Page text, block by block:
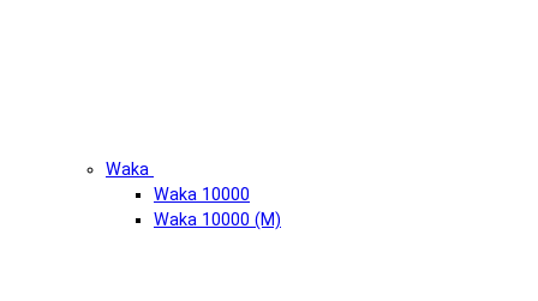
Waka
Waka 10000
Waka 10000 (М)